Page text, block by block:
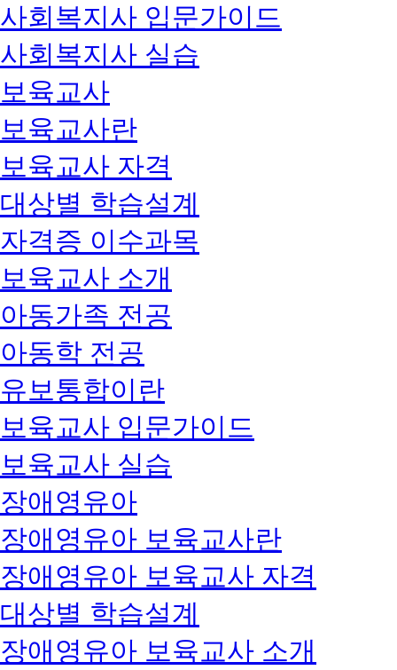
사회복지사 입문가이드
사회복지사 실습
보육교사
보육교사란
보육교사 자격
대상별 학습설계
자격증 이수과목
보육교사 소개
아동가족 전공
아동학 전공
유보통합이란
보육교사 입문가이드
보육교사 실습
장애영유아
장애영유아 보육교사란
장애영유아 보육교사 자격
대상별 학습설계
장애영유아 보육교사 소개